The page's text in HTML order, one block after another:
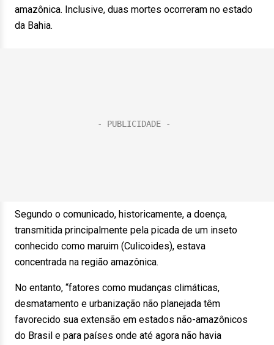
amazônica. Inclusive, duas mortes ocorreram no estado
da Bahia.
Segundo o comunicado, historicamente, a doença,
transmitida principalmente pela picada de um inseto
conhecido como maruim (Culicoides), estava
concentrada na região amazônica.
No entanto, “fatores como mudanças climáticas,
desmatamento e urbanização não planejada têm
favorecido sua extensão em estados não-amazônicos
do Brasil e para países onde até agora não havia